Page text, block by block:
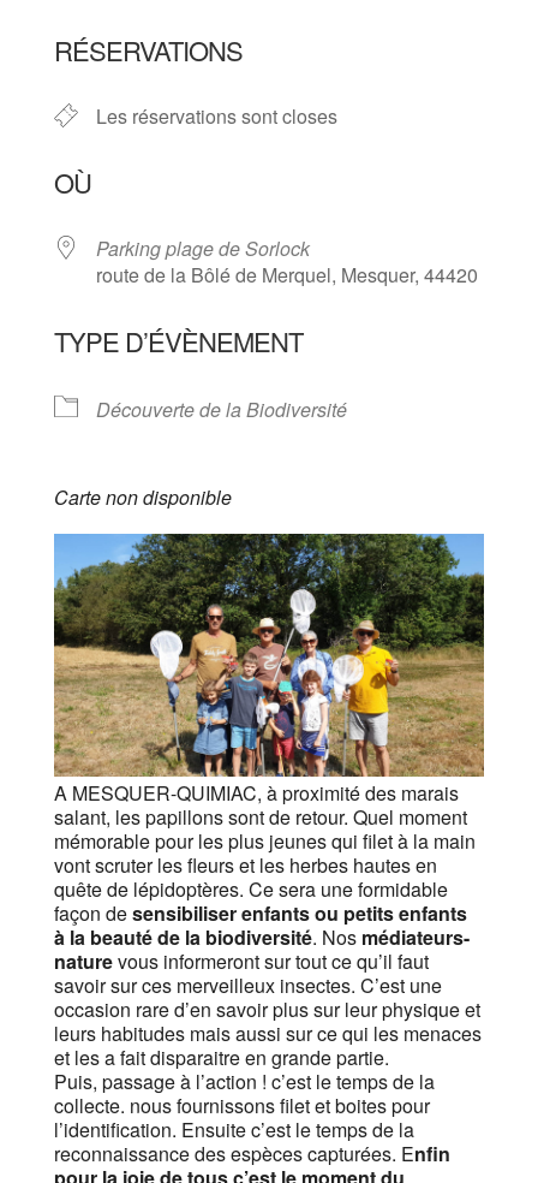
RÉSERVATIONS
Les réservations sont closes
OÙ
Parking plage de Sorlock
route de la Bôlé de Merquel, Mesquer, 44420
TYPE D’ÉVÈNEMENT
Découverte de la Biodiversité
Carte non disponible
A MESQUER-QUIMIAC, à proximité des marais
salant, les papillons sont de retour. Quel moment
mémorable pour les plus jeunes qui filet à la main
vont scruter les fleurs et les herbes hautes en
quête de lépidoptères. Ce sera une formidable
façon desensibiliser enfants ou petits enfants
à la beauté de la biodiversité. Nos médiateurs-
naturevous informeront sur tout ce qu’il faut
savoir sur ces merveilleux insectes. C’est une
occasion rare d’en savoir plus sur leur physique et
leurs habitudes mais aussi sur ce qui les menaces
et les a fait disparaitre en grande partie.
Puis, passage à l’action ! c’est le temps de la
collecte. nous fournissons filet et boites pour
l’identification. Ensuite c’est le temps de la
reconnaissance des espèces capturées. Enfin
pour la joie de tous c’est le moment du